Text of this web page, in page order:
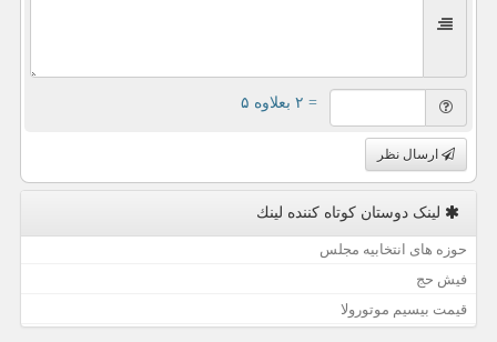
= ۲ بعلاوه ۵
ارسال نظر
لینک دوستان كوتاه كننده لینك
حوزه های انتخابیه مجلس
فیش حج
قیمت بیسیم موتورولا